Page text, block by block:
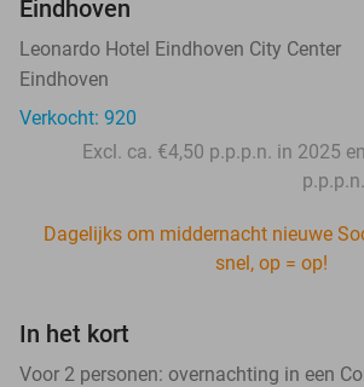
Eindhoven
Leonardo Hotel Eindhoven City Center
Eindhoven
Verkocht: 920
Excl. ca. €4,50 p.p.p.n. in 2025
Dagelijks om middernacht nieuwe
snel, op = op!
In het kort
Voor 2 personen: overnachting in een